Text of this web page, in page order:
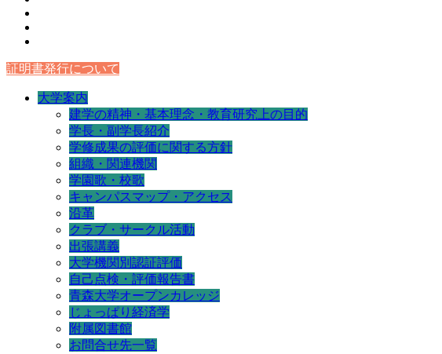
証明書発行について
大学案内
建学の精神・基本理念・教育研究上の目的
学長・副学長紹介
学修成果の評価に関する方針
組織・関連機関
学園歌・校歌
キャンパスマップ・アクセス
沿革
クラブ・サークル活動
出張講義
大学機関別認証評価
自己点検・評価報告書
青森大学オープンカレッジ
じょっぱり経済学
附属図書館
お問合せ先一覧